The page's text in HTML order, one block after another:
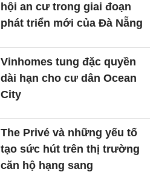
hội an cư trong giai đoạn
phát triển mới của Đà Nẵng
Vinhomes tung đặc quyền
dài hạn cho cư dân Ocean
City
The Privé và những yếu tố
tạo sức hút trên thị trường
căn hộ hạng sang